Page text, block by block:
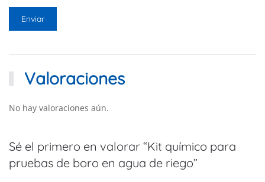
Valoraciones
No hay valoraciones aún.
Sé el primero en valorar “Kit químico para
pruebas de boro en agua de riego”